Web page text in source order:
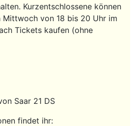
Kurzentschlossene können
Mittwoch von 18 bis 20 Uhr im
Tickets kaufen (ohne
Saar 21 DS
findet ihr: